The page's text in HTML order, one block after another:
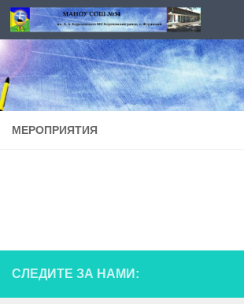
Перейти к содержимому
МЕРОПРИЯТИЯ
СЛЕДИТЕ ЗА НАМИ: